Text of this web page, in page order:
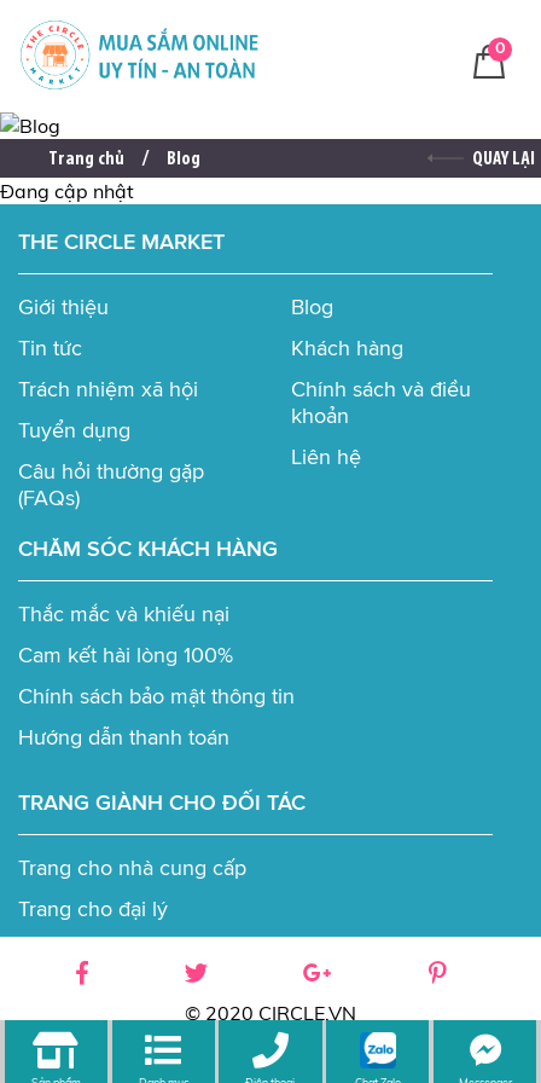
0
Trang chủ Blog QUAY LẠI
Đang cập nhật
THE CIRCLE MARKET
Giới thiệu
Tin tức
Trách nhiệm xã hội
Tuyển dụng
Câu hỏi thường gặp
(FAQs)
Blog
Khách hàng
Chính sách và điều
khoản
Liên hệ
CHĂM SÓC KHÁCH HÀNG
Thắc mắc và khiếu nại
Cam kết hài lòng 100%
Chính sách bảo mật thông tin
Hướng dẫn thanh toán
TRANG GIÀNH CHO ĐỐI TÁC
Trang cho nhà cung cấp
Trang cho đại lý
© 2020 CIRCLE.VN